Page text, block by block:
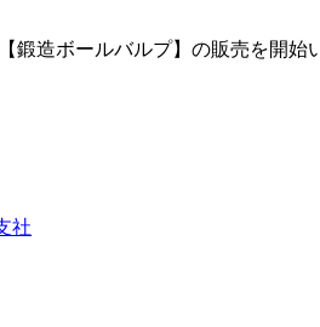
鍛造ボールバルプ】の販売を開